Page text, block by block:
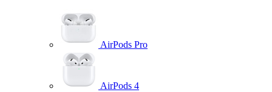
AirPods Pro
AirPods 4